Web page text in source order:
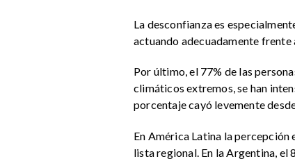
La desconfianza es
actuando adecuadamente frente
Por último, el 77% de las
climáticos extremos, se han
porcentaje cayó levemente
En América Latina la percepción
lista regional. En la Argentina, el